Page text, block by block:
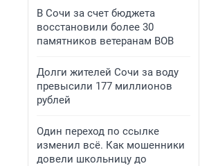
В Сочи за счет бюджета
восстановили более 30
памятников ветеранам ВОВ
Долги жителей Сочи за воду
превысили 177 миллионов
рублей
Один переход по ссылке
изменил всё. Как мошенники
довели школьницу до